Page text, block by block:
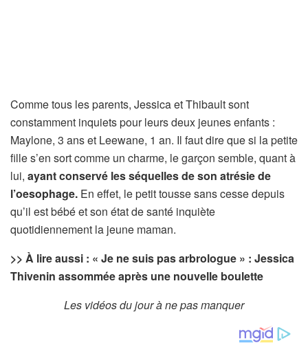
Comme tous les parents, Jessica et Thibault sont
constamment inquiets pour leurs deux jeunes enfants :
Maylone, 3 ans et Leewane, 1 an. Il faut dire que si la petite
fille s’en sort comme un charme, le garçon semble, quant à
lui, ayant conservé les séquelles de son atrésie de
l’oesophage. En effet, le petit tousse sans cesse depuis
qu’il est bébé et son état de santé inquiète
quotidiennement la jeune maman.
>> À lire aussi : « Je ne suis pas arbrologue » : Jessica
Thivenin assommée après une nouvelle boulette
Les vidéos du jour à ne pas manquer